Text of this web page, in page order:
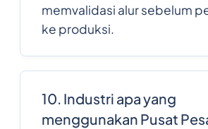
memvalidasi alur sebelum
ke produksi.
10. Industri apa yang
menggunakan Pusat